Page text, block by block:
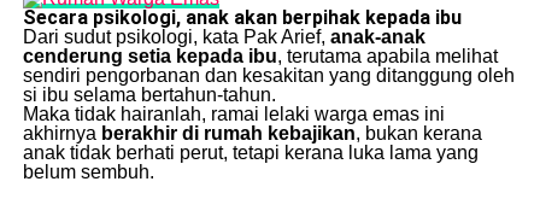
Secara psikologi, anak akan berpihak kepada ibu
Dari sudut psikologi, kata Pak Arief, anak-anak
cenderung setia kepada ibu, terutama apabila melihat
sendiri pengorbanan dan kesakitan yang ditanggung oleh
si ibu selama bertahun-tahun.
Maka tidak hairanlah, ramai lelaki warga emas ini
akhirnya berakhir di rumah kebajikan, bukan kerana
anak tidak berhati perut, tetapi kerana luka lama yang
belum sembuh.